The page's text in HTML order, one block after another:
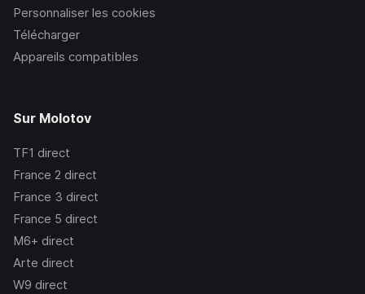
Personnaliser les cookies
Télécharger
Appareils compatibles
Sur Molotov
TF1 direct
France 2 direct
France 3 direct
France 5 direct
M6+ direct
Arte direct
W9 direct